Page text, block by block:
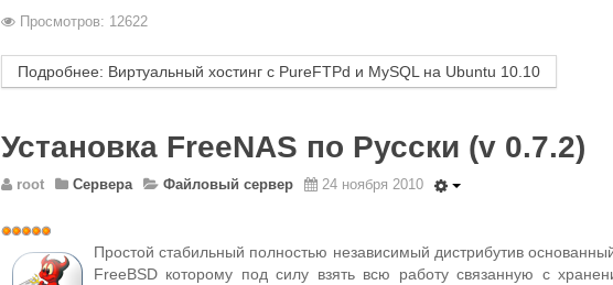
Просмотров: 12622
Подробнее: Виртуальный хостинг с PureFTPd и MySQL на Ubuntu 10.10
Установка FreeNAS по Русски (v 0.7.2)
root Сервера Файловый сервер 24 ноября 2010
Рейтинг:
/5
Простой стабильный полностью независимый дистрибутив
FreeBSD которому под силу взять всю работу связанную с